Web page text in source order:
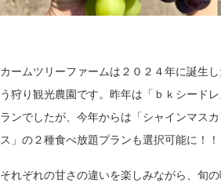
カームツリーファームは２０２４年に誕生
う狩り観光農園です。昨年は「 ｂｋ シード
ランでしたが、今年からは 「シャインマスカ
ス 」 の２種食べ放題プランも選択可能に！！
それぞれの甘さの違いを楽しみながら、旬